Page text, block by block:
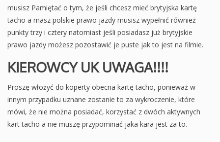
musisz Pamiętać o tym, że jeśli chcesz mieć brytyjska kartę
tacho a masz polskie prawo jazdy musisz wypełnić również
punkty trzy i cztery natomiast jeśli posiadasz już brytyjskie
prawo jazdy możesz pozostawić je puste jak to jest na filmie.
KIEROWCY UKUWAGA!!!!
Proszę włożyć do koperty obecna kartę tacho, ponieważ w
innym przypadku uznane zostanie to za wykroczenie, które
mówi, że nie można posiadać, korzystać z dwóch aktywnych
kart tacho a nie muszę przypominać jaka kara jest za to.